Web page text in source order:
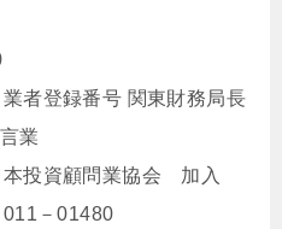
者登録番号 関東財務局長
業
本投資顧問業協会 加入
－01480